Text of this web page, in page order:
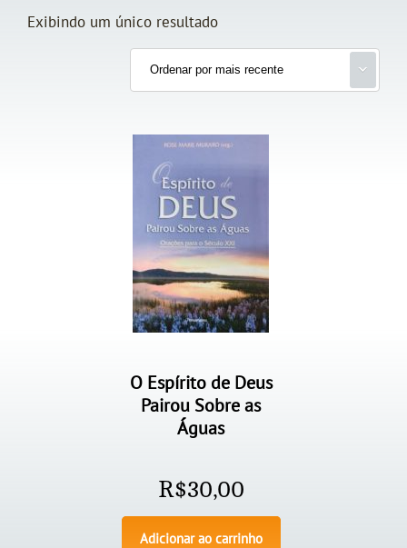
Exibindo um único resultado
O Espírito de Deus
Pairou Sobre as
Águas
R$30,00
Adicionar ao carrinho